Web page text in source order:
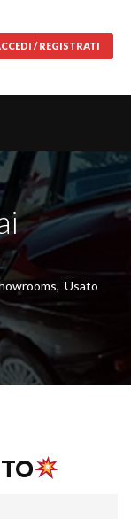
/ REGISTRATI
, Usato